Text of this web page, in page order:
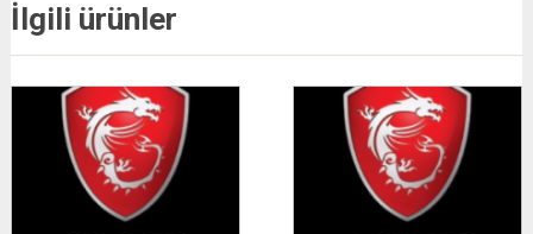
İlgili ürünler